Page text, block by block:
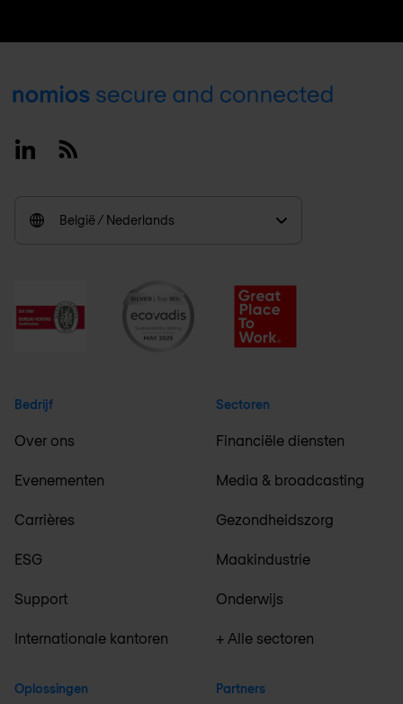
Footer
LinkedinRSS
België / Nederlands
Bedrijf
Over ons
Evenementen
Carrières
ESG
Support
Internationale kantoren
Oplossingen
Sectoren
Financiële diensten
Media & broadcasting
Gezondheidszorg
Maakindustrie
Onderwijs
+ Alle sectoren
Partners